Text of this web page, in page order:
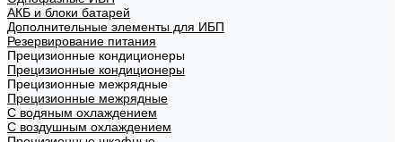
АКБ и блоки батарей
Дополнительные элементы для ИБП
Резервирование питания
Прецизионные кондиционеры
Прецизионные кондиционеры
Прецизионные межрядные
Прецизионные межрядные
С водяным охлаждением
С воздушным охлаждением